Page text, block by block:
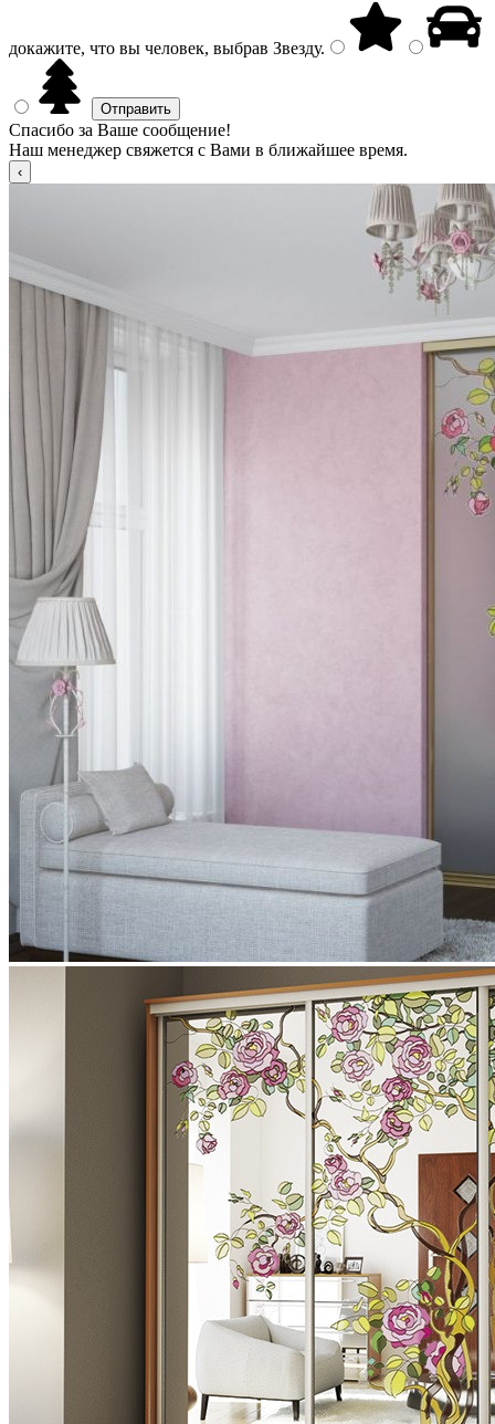
докажите, что вы человек, выбрав Звезду.
Спасибо за Ваше сообщение!
Наш менеджер свяжется с Вами в ближайшее время.